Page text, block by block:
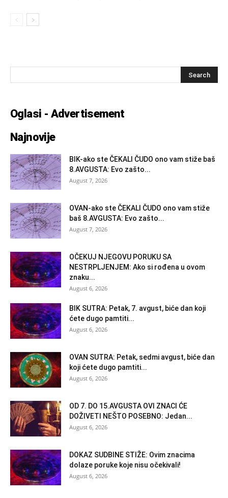
Oglasi - Advertisement
Najnovije
BIK-ako ste ČEKALI ČUDO ono vam stiže baš
8.AVGUSTA: Evo zašto...
August 7, 2026
OVAN-ako ste ČEKALI ČUDO ono vam stiže
baš 8.AVGUSTA: Evo zašto...
August 7, 2026
OČEKUJ NJEGOVU PORUKU SA
NESTRPLJENJEM: Ako si rođena u ovom
znaku...
August 6, 2026
BIK SUTRA: Petak, 7. avgust, biće dan koji
ćete dugo pamtiti...
August 6, 2026
OVAN SUTRA: Petak, sedmi avgust, biće dan
koji ćete dugo pamtiti...
August 6, 2026
OD 7. DO 15.AVGUSTA OVI ZNACI ĆE
DOŽIVETI NEŠTO POSEBNO: Jedan...
August 6, 2026
DOKAZ SUDBINE STIŽE: Ovim znacima
dolaze poruke koje nisu očekivali!
August 6, 2026